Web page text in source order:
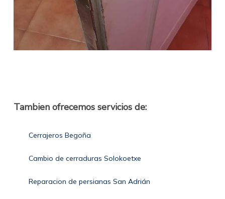
Tambien ofrecemos servicios de:
Cerrajeros Begoña
Cambio de cerraduras Solokoetxe
Reparacion de persianas San Adrián